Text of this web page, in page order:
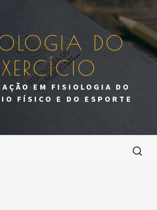
DO
EM FISIOLOGIA DO
FÍSICO E DO ESPORTE